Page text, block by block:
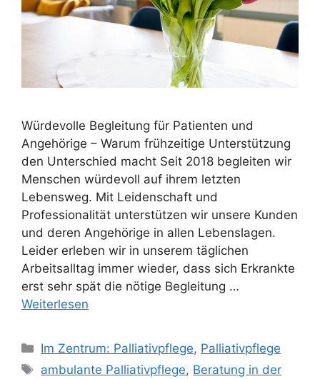
Würdevolle Begleitung für Patienten und
Angehörige – Warum frühzeitige Unterstützung
den Unterschied macht Seit 2018 begleiten wir
Menschen würdevoll auf ihrem letzten
Lebensweg. Mit Leidenschaft und
Professionalität unterstützen wir unsere Kunden
und deren Angehörige in allen Lebenslagen.
Leider erleben wir in unserem täglichen
Arbeitsalltag immer wieder, dass sich Erkrankte
erst sehr spät die nötige Begleitung …
Weiterlesen
Im Zentrum: Palliativpflege, Palliativpflege
ambulante Palliativpflege, Beratung in der